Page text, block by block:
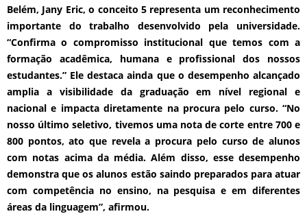
Belém, Jany Eric, o conceito 5 representa um reconhecimento
importante do trabalho desenvolvido pela universidade.
“Confirma o compromisso institucional que temos com a
formação acadêmica, humana e profissional dos nossos
estudantes.” Ele destaca ainda que o desempenho alcançado
amplia a visibilidade da graduação em nível regional e
nacional e impacta diretamente na procura pelo curso. “No
nosso último seletivo, tivemos uma nota de corte entre 700 e
800 pontos, ato que revela a procura pelo curso de alunos
com notas acima da média. Além disso, esse desempenho
demonstra que os alunos estão saindo preparados para atuar
com competência no ensino, na pesquisa e em diferentes
áreas da linguagem”, afirmou.